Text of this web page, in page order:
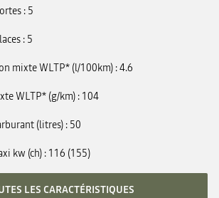
5
5
mixte WLTP* (l/100km) 4.6
WLTP* (g/km) 104
(litres) 50
kw (ch) 116 (155)
LES CARACTÉRISTIQUES